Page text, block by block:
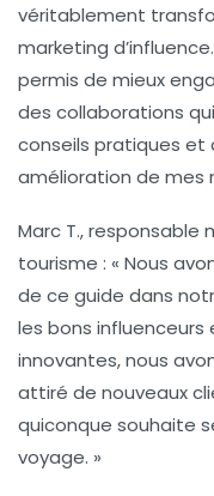
véritablement
marketing d’influence
permis de mieux
des collaborations
conseils pratiques et
amélioration de mes
Marc T., responsable
tourisme : « Nous
de ce guide dans
les bons
innovantes, nous
attiré de nouveaux
quiconque souhaite
voyage. »